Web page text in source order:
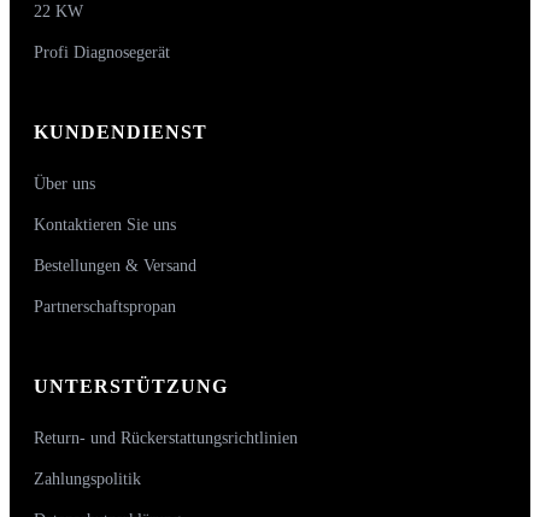
22 KW
Profi Diagnosegerät
KUNDENDIENST
Über uns
Kontaktieren Sie uns
Bestellungen & Versand
Partnerschaftspropan
UNTERSTÜTZUNG
Return- und Rückerstattungsrichtlinien
Zahlungspolitik